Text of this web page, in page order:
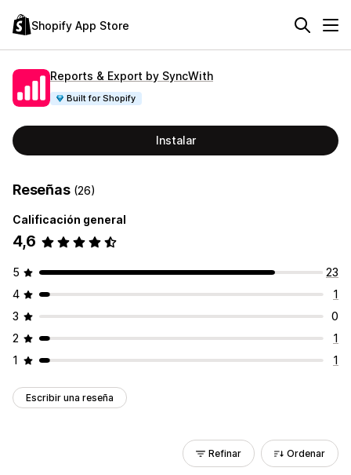
Shopify App Store
Reports & Export by SyncWith
Built for Shopify
Instalar
Reseñas (26)
Calificación general
4,6
5
23
4
1
3
0
2
1
1
1
Escribir una reseña
Refinar Ordenar